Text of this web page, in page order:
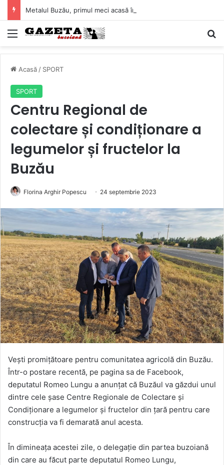
Mediu
Acasă / SPORT
SPORT
Centru Regional de
colectare și condiționare a
legumelor și fructelor la
Buzău
Florina Arghir Popescu 24 septembrie 2023
Vești promițătoare pentru comunitatea agricolă din Buzău.
Într-o postare recentă, pe pagina sa de Facebook,
deputatul Romeo Lungu a anunțat că Buzăul va găzdui unul
dintre cele șase Centre Regionale de Colectare și
Condiționare a legumelor și fructelor din țară pentru care
construcția va fi demarată anul acesta.
În dimineața acestei zile, o delegație din partea buzoiană
din care au făcut parte deputatul Romeo Lungu,